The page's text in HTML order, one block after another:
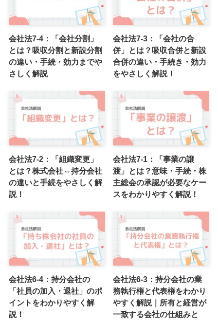
会社法7-4：「会社分割」
とは？吸収分割と新設分割
の違い・手続・効力までや
さしく解説
会社法7-3：「会社の合
併」とは？吸収合併と新設
合併の違い・手続き・効力
をやさしく解説！
会社法7-2：「組織変更」
とは？株式会社⇔持分会社
の違いと手続をやさしく解
説！
会社法7-1：「事業の譲
渡」とは？意味・手続・株
主総会の承認が必要なケー
スをわかりやすく解説！
会社法6-4：持分会社の
「社員の加入・退社」のポ
イントをわかりやすく解
説！
会社法6-3：持分会社の業
務執行権と代表権をわかり
やすく解説｜所有と経営が
一致する会社の仕組みと